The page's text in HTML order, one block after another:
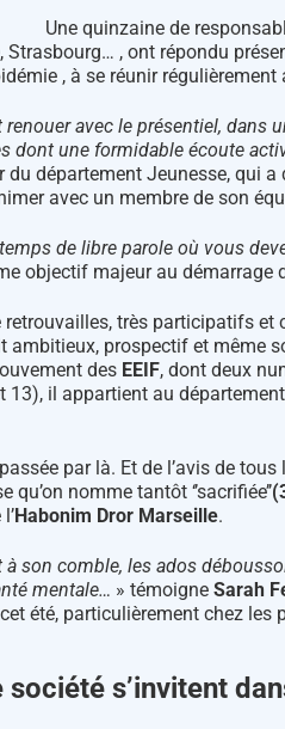
Une quinzaine de
Strasbourg… , ont répondu
, à se réunir régulièrement
avec le présentiel, dans
dont une formidable écoute
du département Jeunesse, qui
avec un membre de son
de libre parole où vous
objectif majeur au démarrage
retrouvailles, très participatifs
prospectif et même
des EEIF, dont deux
et 13), il appartient au
par là. Et de l’avis de
nomme tantôt ‘’sacrifiée’’
Habonim Dror Marseille.
son comble, les ados
mentale… » témoigne Sarah
été, particulièrement chez les
société s’invitent